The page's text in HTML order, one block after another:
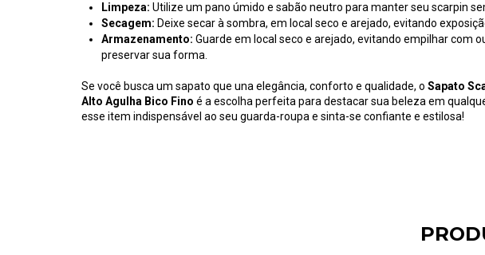
Limpeza: Utilize um pano úmido e sabão neutro para manter seu scarpin
Secagem: Deixe secar à sombra, em local seco e arejado, evitando
Armazenamento: Guarde em local seco e arejado, evitando empilhar com
preservar sua forma.
Se você busca um sapato que una elegância, conforto e qualidade, o Sapato
Alto Agulha Bico Fino é a escolha perfeita para destacar sua beleza em
esse item indispensável ao seu guarda-roupa e sinta-se confiante e estilosa!